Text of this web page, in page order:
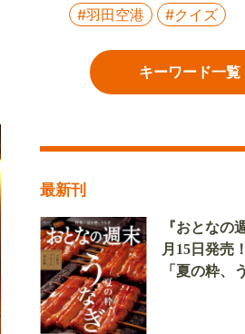
#羽田空港
#クイズ
キーワード一覧
最新刊
『おとなの
月15日発
「夏の粋、